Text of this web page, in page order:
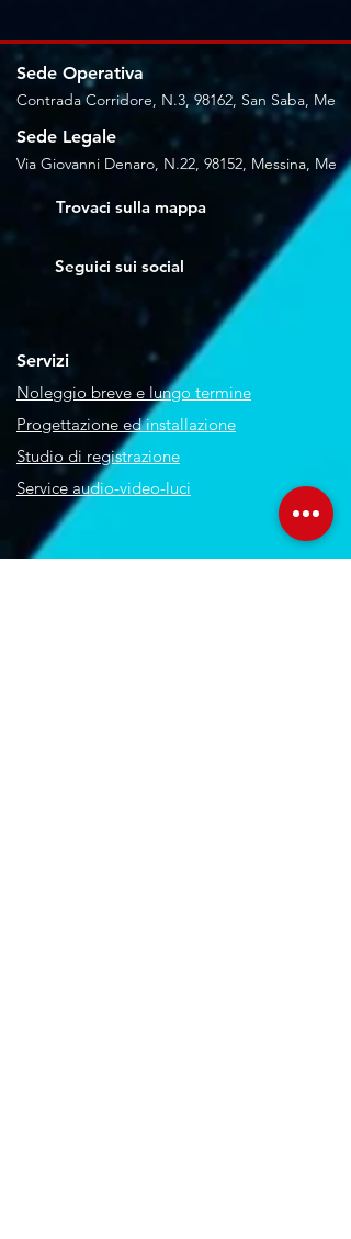
Sede Operativa
Contrada Corridore, N.3, 98162, San Saba, Me
Sede Legale
Via Giovanni Denaro, N.22, 98152, Messina, Me
Trovaci sulla mappa
Seguici sui social
Servizi
Noleggio breve e lungo termine
Progettazione ed installazione
Studio di registrazione
Service audio-video-luci